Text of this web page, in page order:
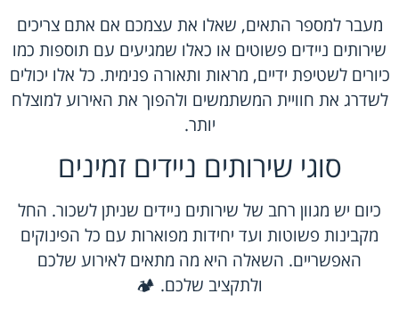
מעבר למספר התאים, שאלו את עצמכם אם אתם צריכים
שירותים ניידים פשוטים או כאלו שמגיעים עם תוספות כמו
כיורים לשטיפת ידיים, מראות ותאורה פנימית. כל אלו יכולים
לשדרג את חוויית המשתמשים ולהפוך את האירוע למוצלח
יותר.
סוגי שירותים ניידים זמינים
כיום יש מגוון רחב של שירותים ניידים שניתן לשכור. החל
מקבינות פשוטות ועד יחידות מפוארות עם כל הפינוקים
האפשריים. השאלה היא מה מתאים לאירוע שלכם
ולתקציב שלכם. 🏕️